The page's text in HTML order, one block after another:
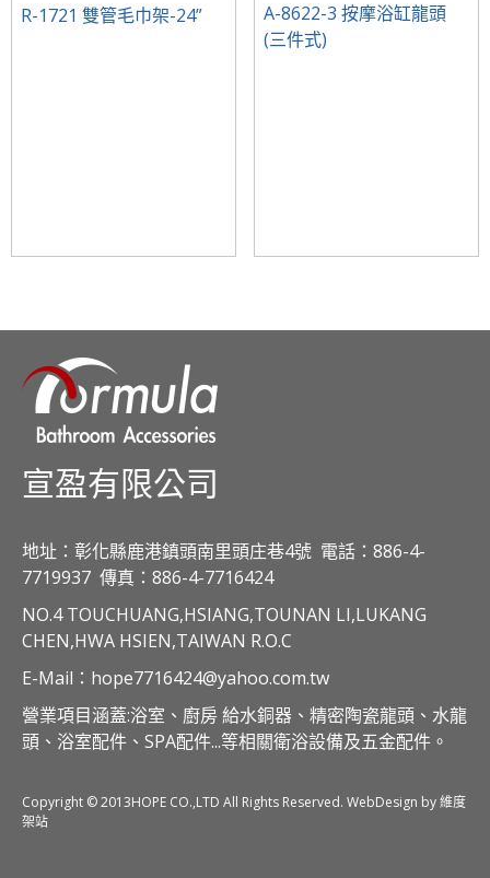
R-1721 雙管毛巾架-24”
A-8622-3 按摩浴缸龍頭
(三件式)
宣盈有限公司
地址：彰化縣鹿港鎮頭南里頭庄巷4號 電話：886-4-
7719937 傳真：886-4-7716424
NO.4 TOUCHUANG,HSIANG,TOUNAN LI,LUKANG
CHEN,HWA HSIEN,TAIWAN R.O.C
E-Mail：hope7716424@yahoo.com.tw
營業項目涵蓋:浴室、廚房 給水銅器、精密陶瓷龍頭、水龍
頭、浴室配件、SPA配件...等相關衛浴設備及五金配件。
Copyright © 2013HOPE CO.,LTD All Rights Reserved. WebDesign by 維度
架站